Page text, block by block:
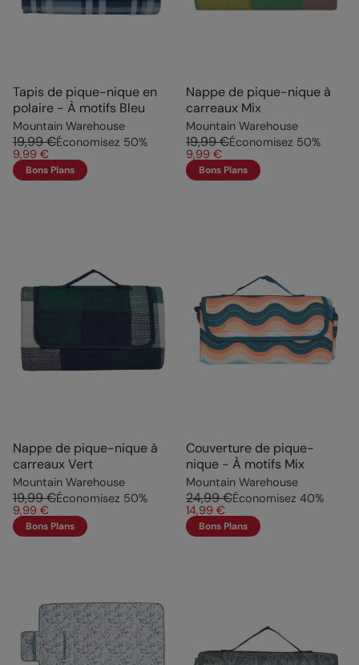
Tapis de pique-nique en
polaire - À motifs Bleu
Mountain Warehouse
19,99 €Économisez 50%
9,99 €
Bons Plans
Nappe de pique-nique à
carreaux Mix
Mountain Warehouse
19,99 €Économisez 50%
9,99 €
Bons Plans
Nappe de pique-nique à
carreaux Vert
Mountain Warehouse
19,99 €Économisez 50%
9,99 €
Bons Plans
Couverture de pique-
nique - À motifs Mix
Mountain Warehouse
24,99 €Économisez 40%
14,99 €
Bons Plans